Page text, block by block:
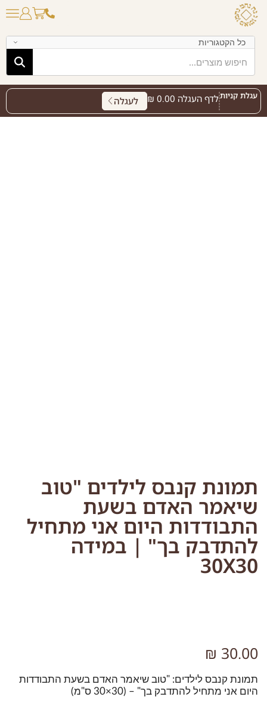
עגלת קניותלדף העגלה ₪ 0.00 לעגלה
תמונת קנבס לילדים "טוב
שיאמר האדם בשעת
התבודדות היום אני מתחיל
להתדבק בך" | במידה
30X30
₪ 30.00
היום אני מתחיל להתדבק בך" – (30×30 ס"מ)